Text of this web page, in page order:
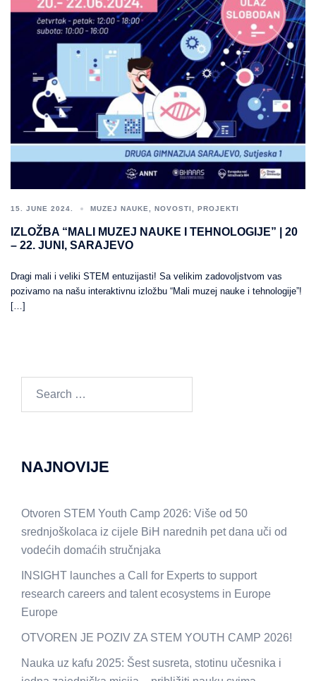
15. JUNE 2024. MUZEJ NAUKE NOVOSTI PROJEKTI
IZLOŽBA “MALI MUZEJ NAUKE I TEHNOLOGIJE” | 20
– 22. JUNI, SARAJEVO
Dragi mali i veliki STEM entuzijasti! Sa velikim zadovoljstvom vas
pozivamo na našu interaktivnu izložbu “Mali muzej nauke i tehnologije”!
[…]
NAJNOVIJE
Otvoren STEM Youth Camp 2026: Više od 50
srednjoškolaca iz cijele BiH narednih pet dana uči od
vodećih domaćih stručnjaka
INSIGHT launches a Call for Experts to support
research careers and talent ecosystems in Europe
Europe
OTVOREN JE POZIV ZA STEM YOUTH CAMP 2026!
Nauka uz kafu 2025: Šest susreta, stotinu učesnika i